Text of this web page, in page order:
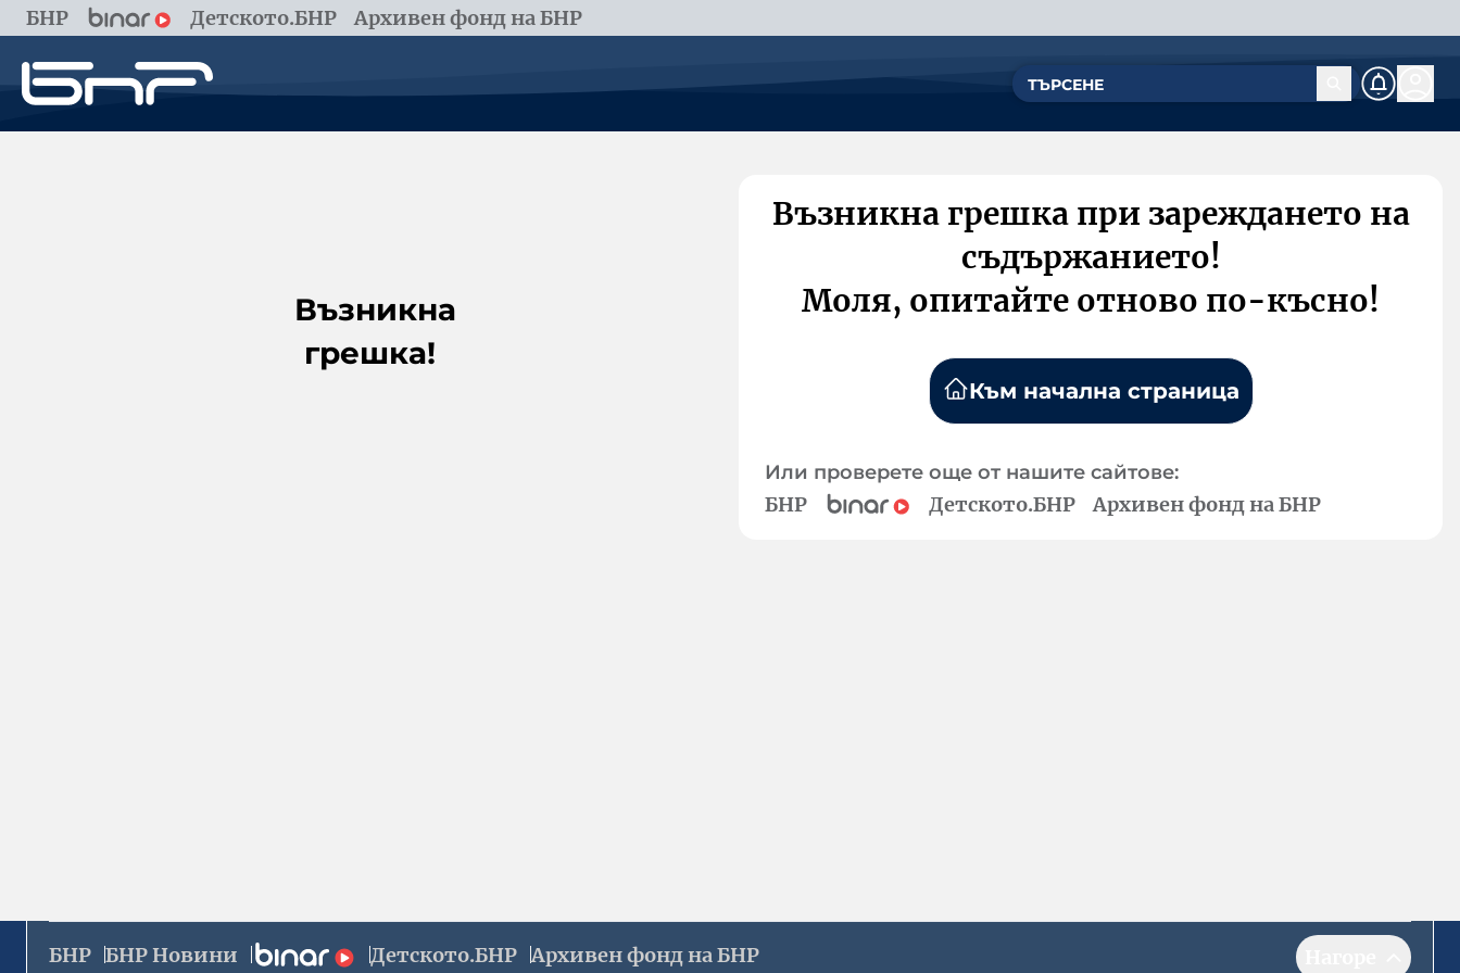
БНР Детското.БНР Архивен фонд на БНР
Възникна
грешка!
Възникна грешка при зареждането на
съдържанието!
Моля, опитайте отново по-късно!
Към начална страница
Или проверете още от нашите сайтове:
БНР Детското.БНР Архивен фонд на БНР
БНР БНР Новини Детското.БНР Архивен фонд на БНР